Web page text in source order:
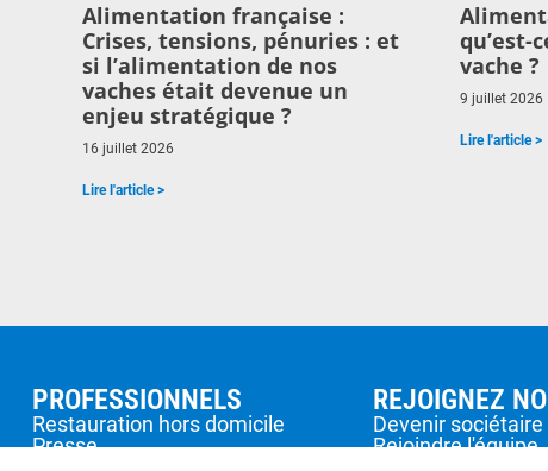
Alimentation française :
Crises, tensions, pénuries : et
si l’alimentation de nos
vaches était devenue un
enjeu stratégique ?
16 juillet 2026
Lire l'article >
qu’est-
vache ?
9 juillet 2026
Lire l'article >
PROFESSIONNELS
Restauration hors domicile
Presse
REJOIGNEZ
Devenir sociétaire
Rejoindre l'équipe